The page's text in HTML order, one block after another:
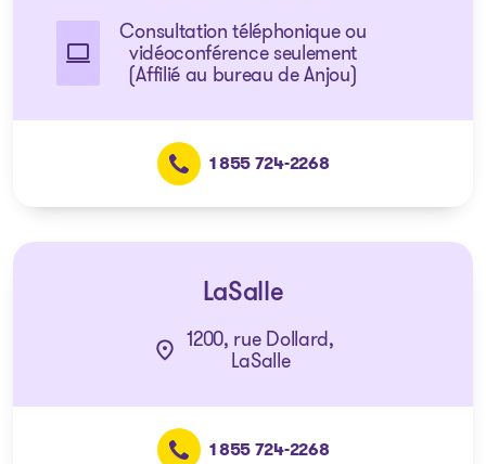
Consultation téléphonique ou
vidéoconférence seulement
(Affilié au bureau de Anjou)
1 855 724-2268
LaSalle
1200, rue Dollard,
LaSalle
1 855 724-2268